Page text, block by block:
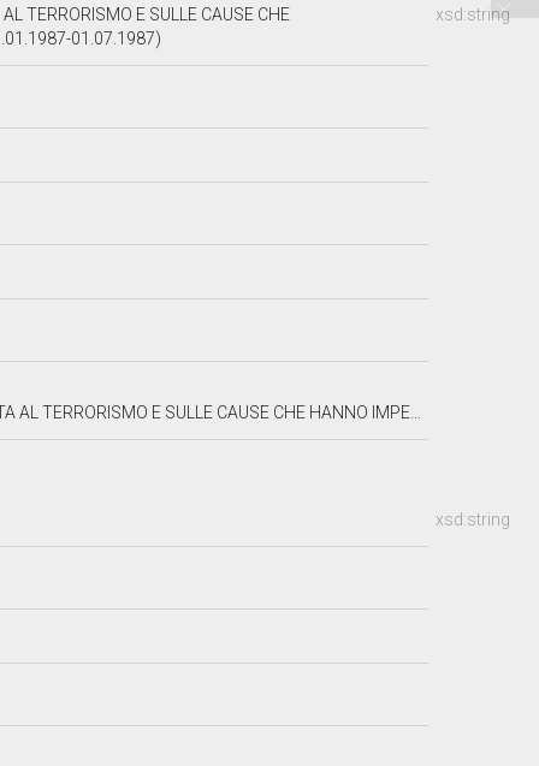
xsd:string
TERRORISMO E SULLE CAUSE CHE
01.07.1987)
CHE HANNO IMPEDITO L'INDIVIDUAZIONE DEI RESPONSABILI DELLE STRAGI
xsd:string